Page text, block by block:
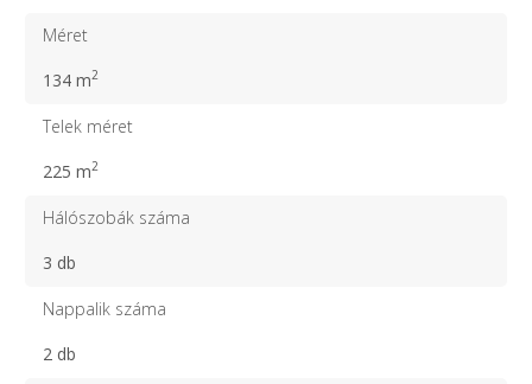
Méret
134 m2
Telek méret
225 m2
Hálószobák száma
3 db
Nappalik száma
2 db